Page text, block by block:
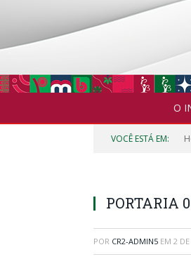
O
VOCÊ ESTÁ EM:
PORTARIA
POR CR2-ADMIN5 EM 2